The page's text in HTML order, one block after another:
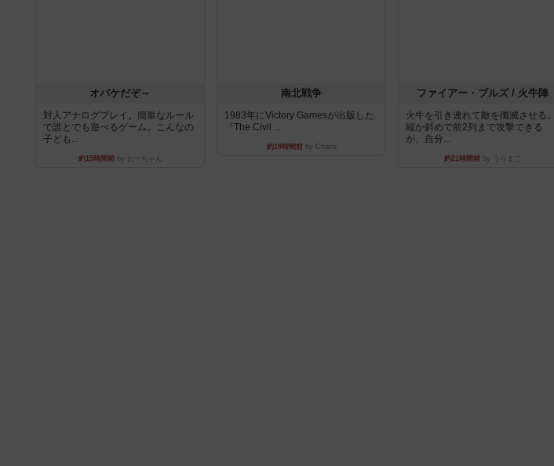
オバケだぞ～
対人アナログプレイ。簡単なルール
で誰とでも遊べるゲーム。こんなの
子ども...
約15時間前by おーちゃん
南北戦争
1983年にVictory Gamesが出版した
『The Civil ...
約19時間前by Chaco
ファイアー・ブルズ / 火牛陣
火牛を引き連れて敵を殲滅させる。
縦か斜めで前2列まで攻撃できる
が、自分...
約21時間前 by うらまこ